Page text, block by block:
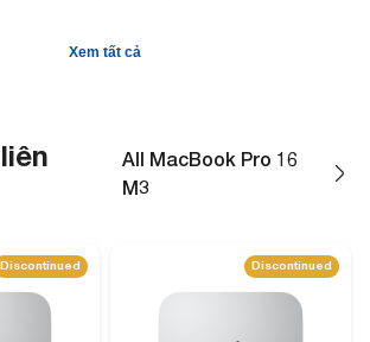
Xem tất cả
All MacBook Pro 16
M3
Discontinued Discontinued